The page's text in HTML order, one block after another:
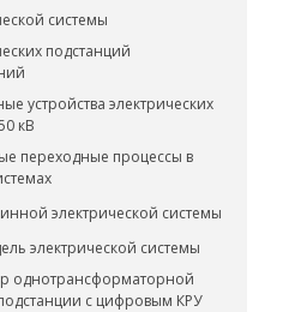
системы
подстанций
устройства электрических
кВ
переходные процессы в
электрической системы
электрической системы
однотрансформаторной
с цифровым КРУ